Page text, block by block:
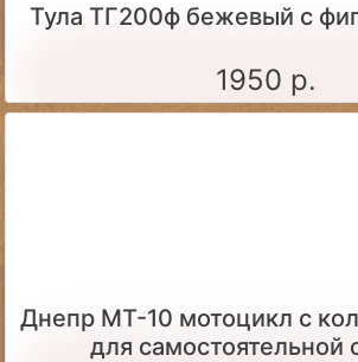
Тула ТГ200ф бежевый с
1950 р.
Днепр МТ-10 мотоцикл с
для самостоятельной